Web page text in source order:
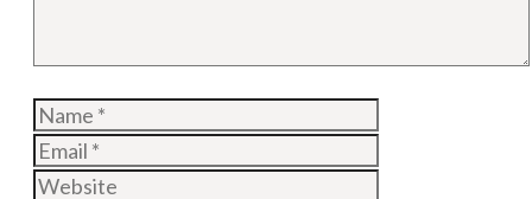
Name
Email
Website